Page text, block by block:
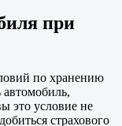
при
по хранению
автомобиль,
это условие не
страхового